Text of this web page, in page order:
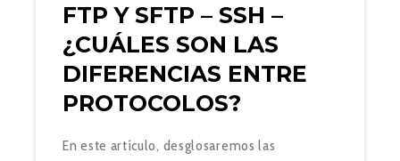
FTP Y SFTP – SSH –
¿CUÁLES SON LAS
DIFERENCIAS ENTRE
PROTOCOLOS?
En este artículo, desglosaremos las